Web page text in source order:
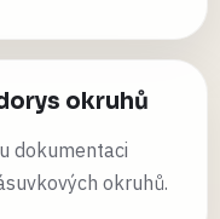
okruhů
dokumentaci
okruhů.